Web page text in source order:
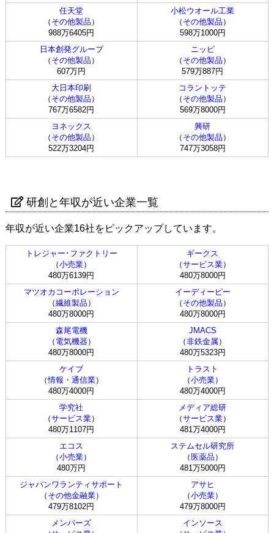
任天堂
（ その他製品 ）
988万6405円
小松ウオール工業
（ その他製品 ）
598万1000円
日本創発グループ
（ その他製品 ）
607万円
ニッピ
（ その他製品 ）
579万887円
大日本印刷
（ その他製品 ）
767万6582円
コラントッテ
（ その他製品 ）
569万8000円
ヨネックス
（ その他製品 ）
522万3204円
興研
（ その他製品 ）
747万3058円
研創と年収が近い企業一覧
年収が近い企業16社をピックアップしています。
トレジャー･ファクトリー
（小売業）
480万6139円
ギークス
（サービス業）
480万8000円
マツオカコーポレーション
（繊維製品 ）
480万8000円
イーディーピー
（ その他製品 ）
480万8000円
森尾電機
（ 電気機器）
480万8000円
JMACS
（非鉄金属）
480万5323円
ケイブ
（情報・通信業）
480万4000円
トラスト
（小売業）
480万4000円
学究社
（サービス業）
480万1107円
メディア総研
（サービス業）
481万4000円
エコス
（小売業）
480万円
ステムセル研究所
（ 医薬品 ）
481万5000円
ジャパンワランティサポート
（ その他金融業）
479万8102円
アサヒ
（小売業）
479万8000円
メンバーズ
インソース